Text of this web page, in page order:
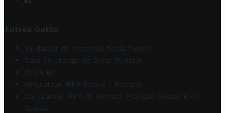
Autres Outils
Validateur de matricule fiscal Tunisie
Taux de change de Dinar Tunisien
TuniRIBs
Simulateur IRPP Salarié / Retraité
Calculateur IRPP de Retraité Français Résident en
Tunisie